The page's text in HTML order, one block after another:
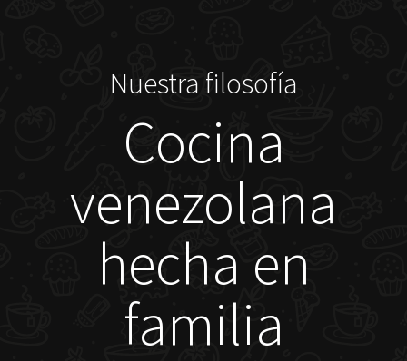
Nuestra filosofía
Cocina
venezolana
hecha en
familia